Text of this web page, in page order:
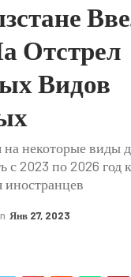
Отстрел
Видов
на некоторые
с 2023 по 2026 год
иностранцев
Янв 27, 2023